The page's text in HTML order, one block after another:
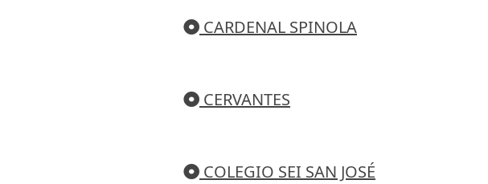
CARDENAL SPINOLA
CERVANTES
COLEGIO SEI SAN JOSÉ